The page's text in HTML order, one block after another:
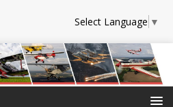
Select Language ▼